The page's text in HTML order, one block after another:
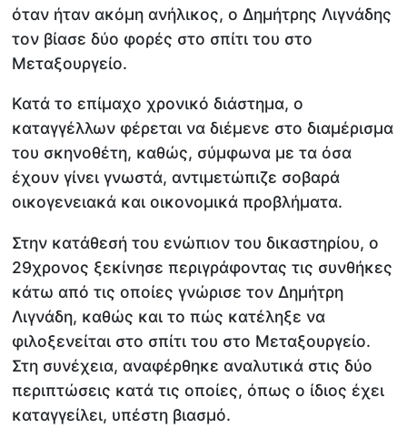
όταν ήταν ακόμη ανήλικος, ο Δημήτρης Λιγνάδης
τον βίασε δύο φορές στο σπίτι του στο
Μεταξουργείο.
Κατά το επίμαχο χρονικό διάστημα, ο
καταγγέλλων φέρεται να διέμενε στο διαμέρισμα
του σκηνοθέτη, καθώς, σύμφωνα με τα όσα
έχουν γίνει γνωστά, αντιμετώπιζε σοβαρά
οικογενειακά και οικονομικά προβλήματα.
Στην κατάθεσή του ενώπιον του δικαστηρίου, ο
29χρονος ξεκίνησε περιγράφοντας τις συνθήκες
κάτω από τις οποίες γνώρισε τον Δημήτρη
Λιγνάδη, καθώς και το πώς κατέληξε να
φιλοξενείται στο σπίτι του στο Μεταξουργείο.
Στη συνέχεια, αναφέρθηκε αναλυτικά στις δύο
περιπτώσεις κατά τις οποίες, όπως ο ίδιος έχει
καταγγείλει, υπέστη βιασμό.